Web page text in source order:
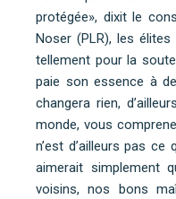
protégée», dixit le
Noser (PLR), les
tellement pour la
paie son essence à
changera rien,
monde, vous
n’est d’ailleurs pas ce
aimerait simplement
voisins, nos bons